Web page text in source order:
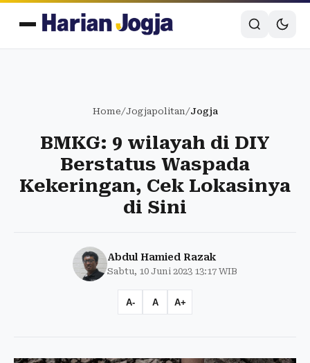
Home/Jogjapolitan/Jogja
BMKG: 9 wilayah di DIY
Berstatus Waspada
Kekeringan, Cek Lokasinya
di Sini
Abdul Hamied Razak
Sabtu, 10 Juni 2023 13:17 WIB
A- A A+